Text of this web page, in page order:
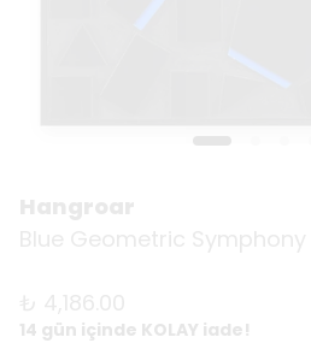
14 gün içinde KOLAY iade!